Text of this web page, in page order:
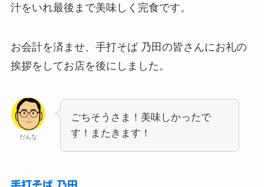
汁をいれ最後まで美味しく完食です。
お会計を済ませ、手打そば 乃田の皆さんにお礼の
挨拶をしてお店を後にしました。
だんな
ごちそうさま！美味しかったで
す！またきます！
手打そば 乃田